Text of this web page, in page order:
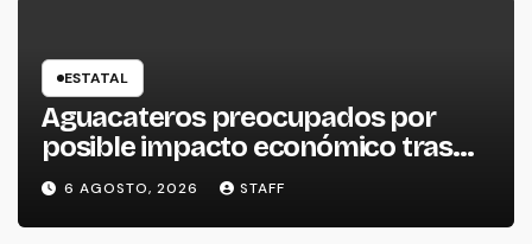
ESTATAL
Aguacateros preocupados por
posible impacto económico tras
alerta de Estados Unidos
6 AGOSTO, 2026 STAFF